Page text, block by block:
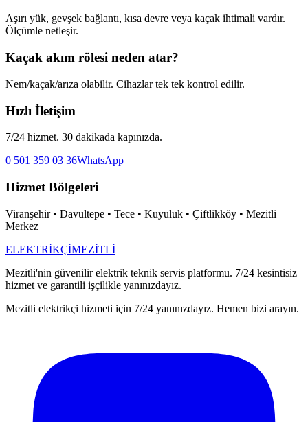
Aşırı yük, gevşek bağlantı, kısa devre veya kaçak ihtimali vardır.
Ölçümle netleşir.
Kaçak akım rölesi neden atar?
Nem/kaçak/arıza olabilir. Cihazlar tek tek kontrol edilir.
Hızlı İletişim
7/24 hizmet. 30 dakikada kapınızda.
0 501 359 03 36WhatsApp
Hizmet Bölgeleri
Viranşehir • Davultepe • Tece • Kuyuluk • Çiftlikköy • Mezitli
Merkez
ELEKTRİKÇİMEZİTLİ
Mezitli'nin güvenilir elektrik teknik servis platformu. 7/24 kesintisiz
hizmet ve garantili işçilikle yanınızdayız.
Mezitli elektrikçi hizmeti için 7/24 yanınızdayız. Hemen bizi arayın.